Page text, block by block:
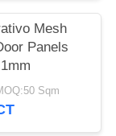
Mesh
Panels
Sqm